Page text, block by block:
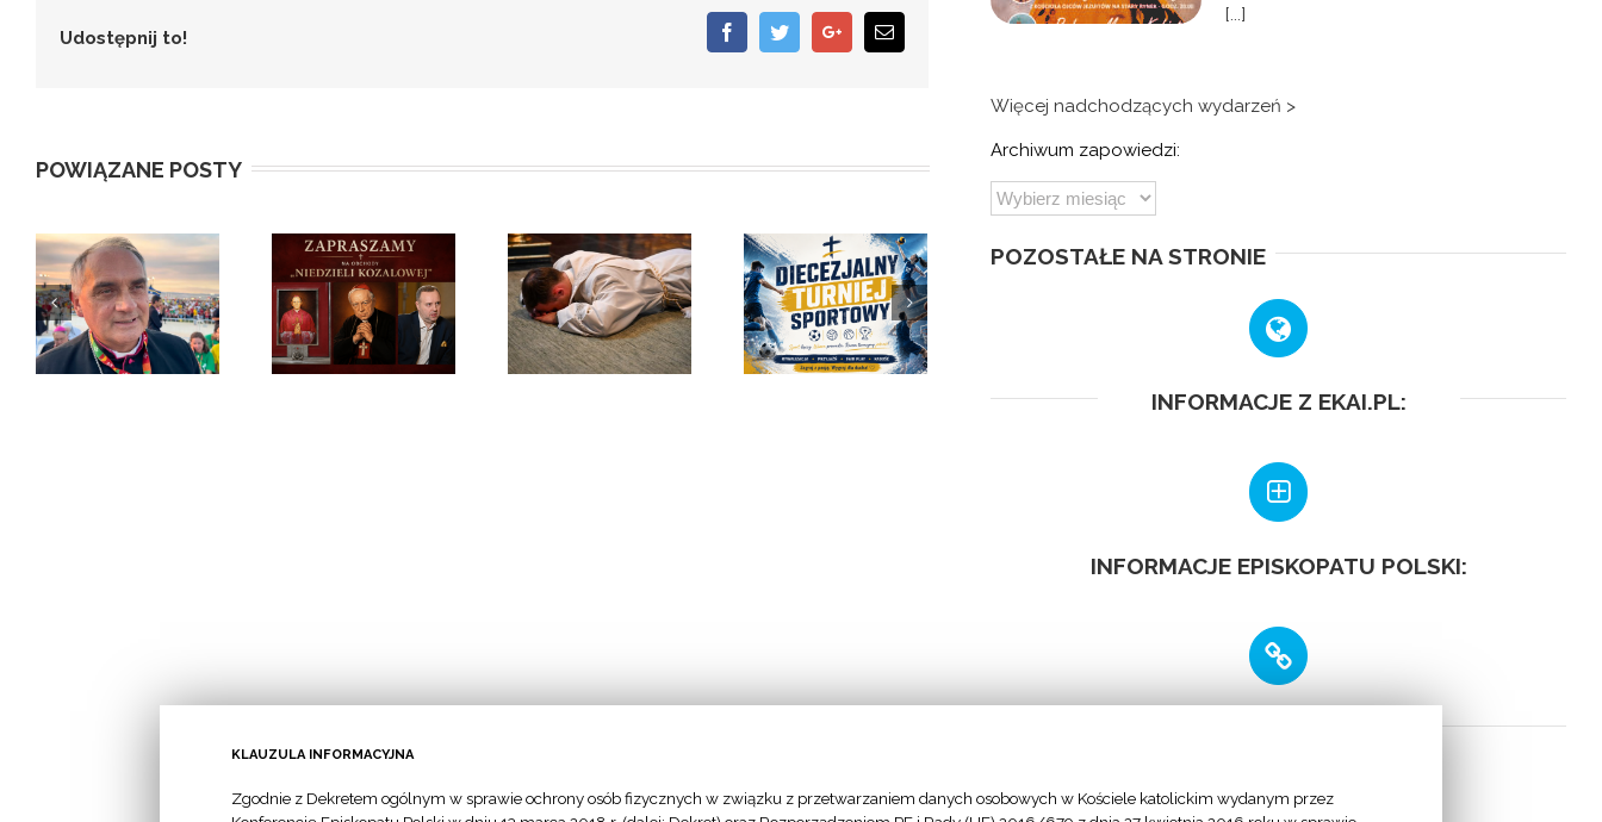
Udostępnij to! FacebookTwitterGoogle+Email
POWIĄZANE POSTY
Zapraszamy do
udziału w
obchodach
Rekolekcje dla
rozeznających
powołanie
Diecezjalny
turniej
sportowy
Diecezjalne
spotkanie
dzieci
[...]
Więcej nadchodzących wydarzeń >
Archiwum zapowiedzi:
POZOSTAŁE NA STRONIE
INFORMACJE Z EKAI.PL:
INFORMACJE EPISKOPATU POLSKI:
- Stolica Apostolska
KLAUZULA INFORMACYJNA
Zgodnie z Dekretem ogólnym w sprawie ochrony osób fizycznych w związku z przetwarzaniem danych osobowych w Kościele katolickim wydanym przez